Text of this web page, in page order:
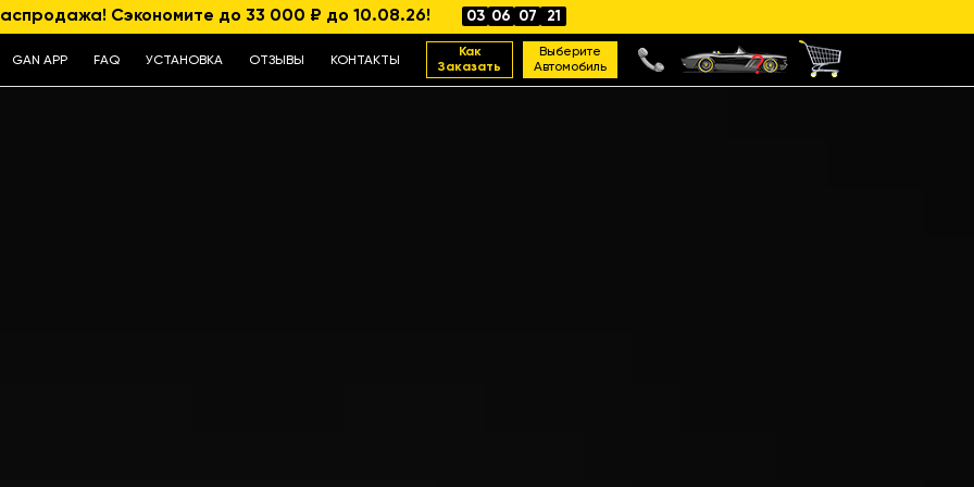
Сэкономите до 33 000 ₽ до 10.08.26! 03 06 07 19
GAN APP FAQ УСТАНОВКА ОТЗЫВЫ КОНТАКТЫ
Как
Заказать
Выберите
Автомобиль